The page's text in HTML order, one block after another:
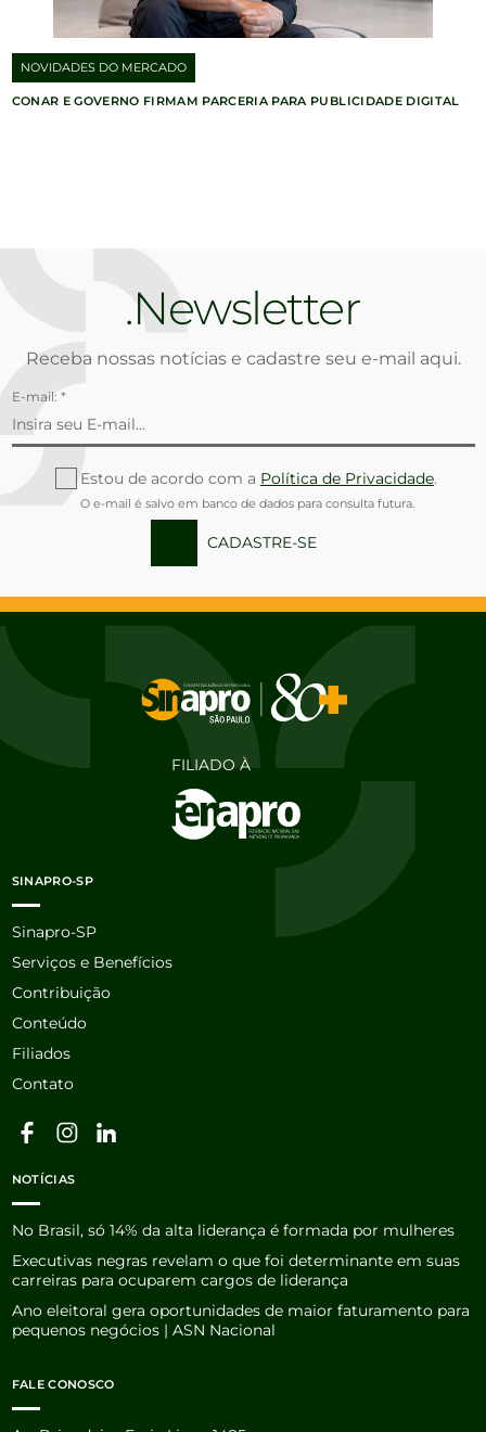
NOVIDADES DO MERCADO
CONAR E GOVERNO FIRMAM PARCERIA PARA PUBLICIDADE DIGITAL
Newsletter
Receba nossas notícias e cadastre seu e-mail aqui.
E-mail: *
Estou de acordo com a Política de Privacidade.
O e-mail é salvo em banco de dados para consulta futura.
CADASTRE-SE
FILIADO À
SINAPRO-SP
Sinapro-SP
Serviços e Benefícios
Contribuição
Conteúdo
Filiados
Contato
NOTÍCIAS
No Brasil, só 14% da alta liderança é formada por mulheres
Executivas negras revelam o que foi determinante em suas
carreiras para ocuparem cargos de liderança
Ano eleitoral gera oportunidades de maior faturamento para
pequenos negócios | ASN Nacional
FALE CONOSCO